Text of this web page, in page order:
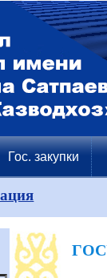
Гос. закупки